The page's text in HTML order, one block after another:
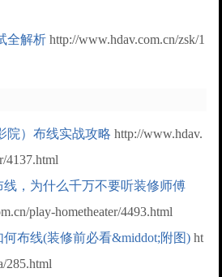
全解析 http://www.hdav.com.cn/zsk/1
院）布线实战攻略 http://www.hdav.
4137.html
线，为什么千万不要听装修师傅
play-hometheater/4493.html
何布线(装修前必看&middot;附图)ht
285.html